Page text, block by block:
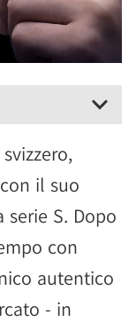
il suo
S. Dopo
con
autentico
- in